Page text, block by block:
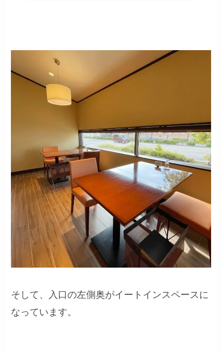
そして、入口の左側奥がイートインスペースに
なっています。